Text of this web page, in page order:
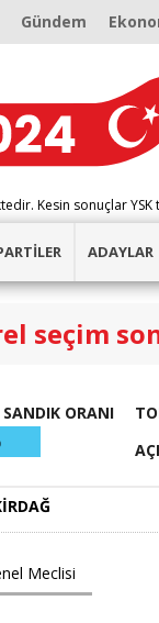
Gündem
Kesin sonuçlar YSK
ADAYLAR
seçim
ORANI
Meclisi